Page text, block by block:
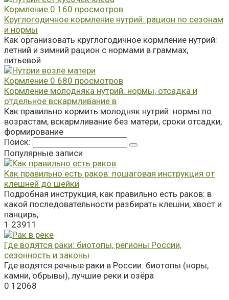
Кормление 0 160 просмотров
Круглогодичное кормление нутрий: рацион по сезонам
и нормы
Как организовать круглогодичное кормление нутрий:
летний и зимний рацион с нормами в граммах,
питьевой
Кормление 0 680 просмотров
Кормление молодняка нутрий: нормы, отсадка и
отдельное вскармливание в
Как правильно кормить молодняк нутрий: нормы по
возрастам, вскармливание без матери, сроки отсадки,
формирование
Поиск:
Популярные записи
Как правильно есть раков: пошаговая инструкция от
клешней до шейки
Подробная инструкция, как правильно есть раков: в
какой последовательности разбирать клешни, хвост и
панцирь,
1 23911
Где водятся раки: биотопы, регионы России,
сезонность и законы
Где водятся речные раки в России: биотопы (норы,
камни, обрывы), лучшие реки и озёра
0 12068